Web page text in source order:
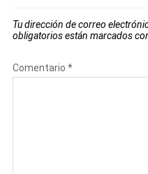
Tu dirección de correo
obligatorios están marcados
Comentario *